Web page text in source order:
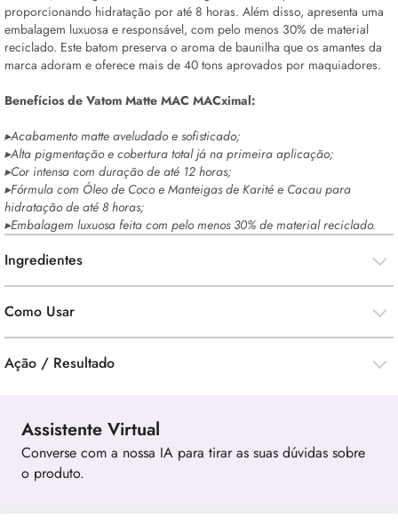
proporcionando hidratação por até 8 horas. Além disso, apresenta uma
embalagem luxuosa e responsável, com pelo menos 30% de material
reciclado. Este batom preserva o aroma de baunilha que os amantes da
marca adoram e oferece mais de 40 tons aprovados por maquiadores.
Benefícios de Vatom Matte MAC MACximal:
▸Acabamento matte aveludado e sofisticado;
▸Alta pigmentação e cobertura total já na primeira aplicação;
▸Cor intensa com duração de até 12 horas;
▸Fórmula com Óleo de Coco e Manteigas de Karité e Cacau para
hidratação de até 8 horas;
▸Embalagem luxuosa feita com pelo menos 30% de material reciclado.
Ingredientes
Como Usar
Ação / Resultado
Assistente Virtual
Converse com a nossa IA para tirar as suas dúvidas sobre
o produto.